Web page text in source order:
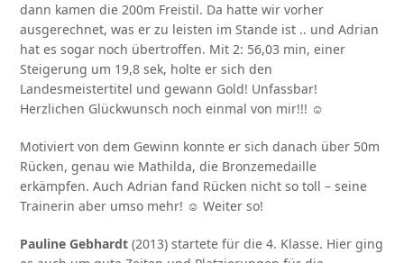
dann kamen die 200m Freistil. Da hatte wir vorher
ausgerechnet, was er zu leisten im Stande ist .. und Adrian
hat es sogar noch übertroffen. Mit 2: 56,03 min, einer
Steigerung um 19,8 sek, holte er sich den
Landesmeistertitel und gewann Gold! Unfassbar!
Herzlichen Glückwunsch noch einmal von mir!!! ☺
Motiviert von dem Gewinn konnte er sich danach über 50m
Rücken, genau wie Mathilda, die Bronzemedaille
erkämpfen. Auch Adrian fand Rücken nicht so toll – seine
Trainerin aber umso mehr! ☺ Weiter so!
Pauline Gebhardt (2013) startete für die 4. Klasse. Hier ging